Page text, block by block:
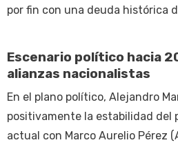
por fin con una deuda histórica
Escenario político hacia
alianzas nacionalistas
En el plano político, Alejandro
positivamente la estabilidad del
actual con Marco Aurelio Pérez